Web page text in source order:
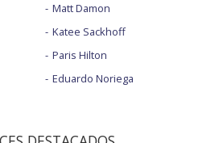
Matt Damon
Katee Sackhoff
Paris Hilton
Eduardo Noriega